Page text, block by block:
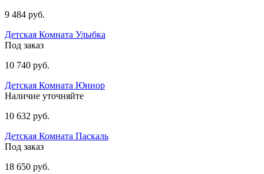
9 484 руб.
Детская Комната Улыбка
Под заказ
10 740 руб.
Детская Комната Юниор
Наличие уточняйте
10 632 руб.
Детская Комната Паскаль
Под заказ
18 650 руб.